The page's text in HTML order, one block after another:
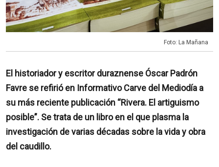
Foto: La Mañana
El historiador y escritor duraznense Óscar Padrón
Favre se refirió en Informativo Carve del Mediodía a
su más reciente publicación “Rivera. El artiguismo
posible”. Se trata de un libro en el que plasma la
investigación de varias décadas sobre la vida y obra
del caudillo.